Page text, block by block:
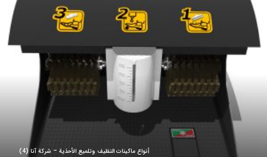
أنواع ماكينات التظيف وتلميع الأحذية – شركة آنا (4)